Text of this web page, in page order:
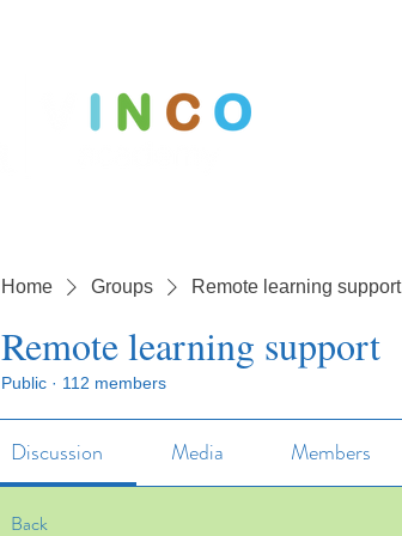
Home Groups Remote learning support
Remote learning support
Public · 112 members
Discussion Media Members
Back